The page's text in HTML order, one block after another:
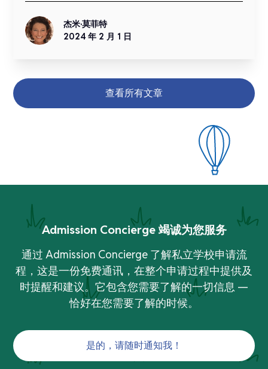
杰米·莫菲特
2024 年 2 月 1 日
查看所有文章
Admission Concierge 竭诚为您服务
通过 Admission Concierge 了解私立学校申请流
程，这是一份免费通讯，在整个申请过程中提供及
时提醒和建议。它包含您需要了解的一切信息 —
恰好在您需要了解的时候。
是的，请随时通知我！